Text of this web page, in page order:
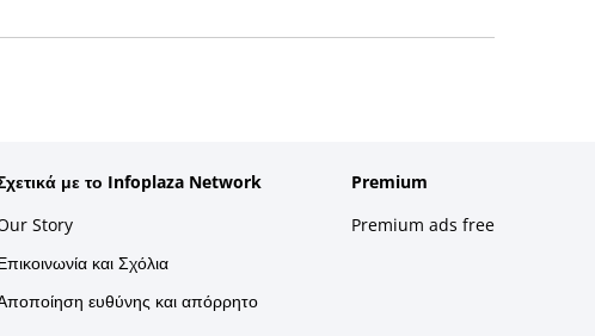
με το Infoplaza Network
Story
και Σχόλια
ευθύνης και απόρρητο
Premium
Premium ads free